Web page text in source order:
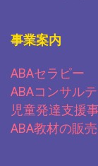
事業案内
ABAセラピー
ABAコンサル
児童発達支援
ABA教材の販売